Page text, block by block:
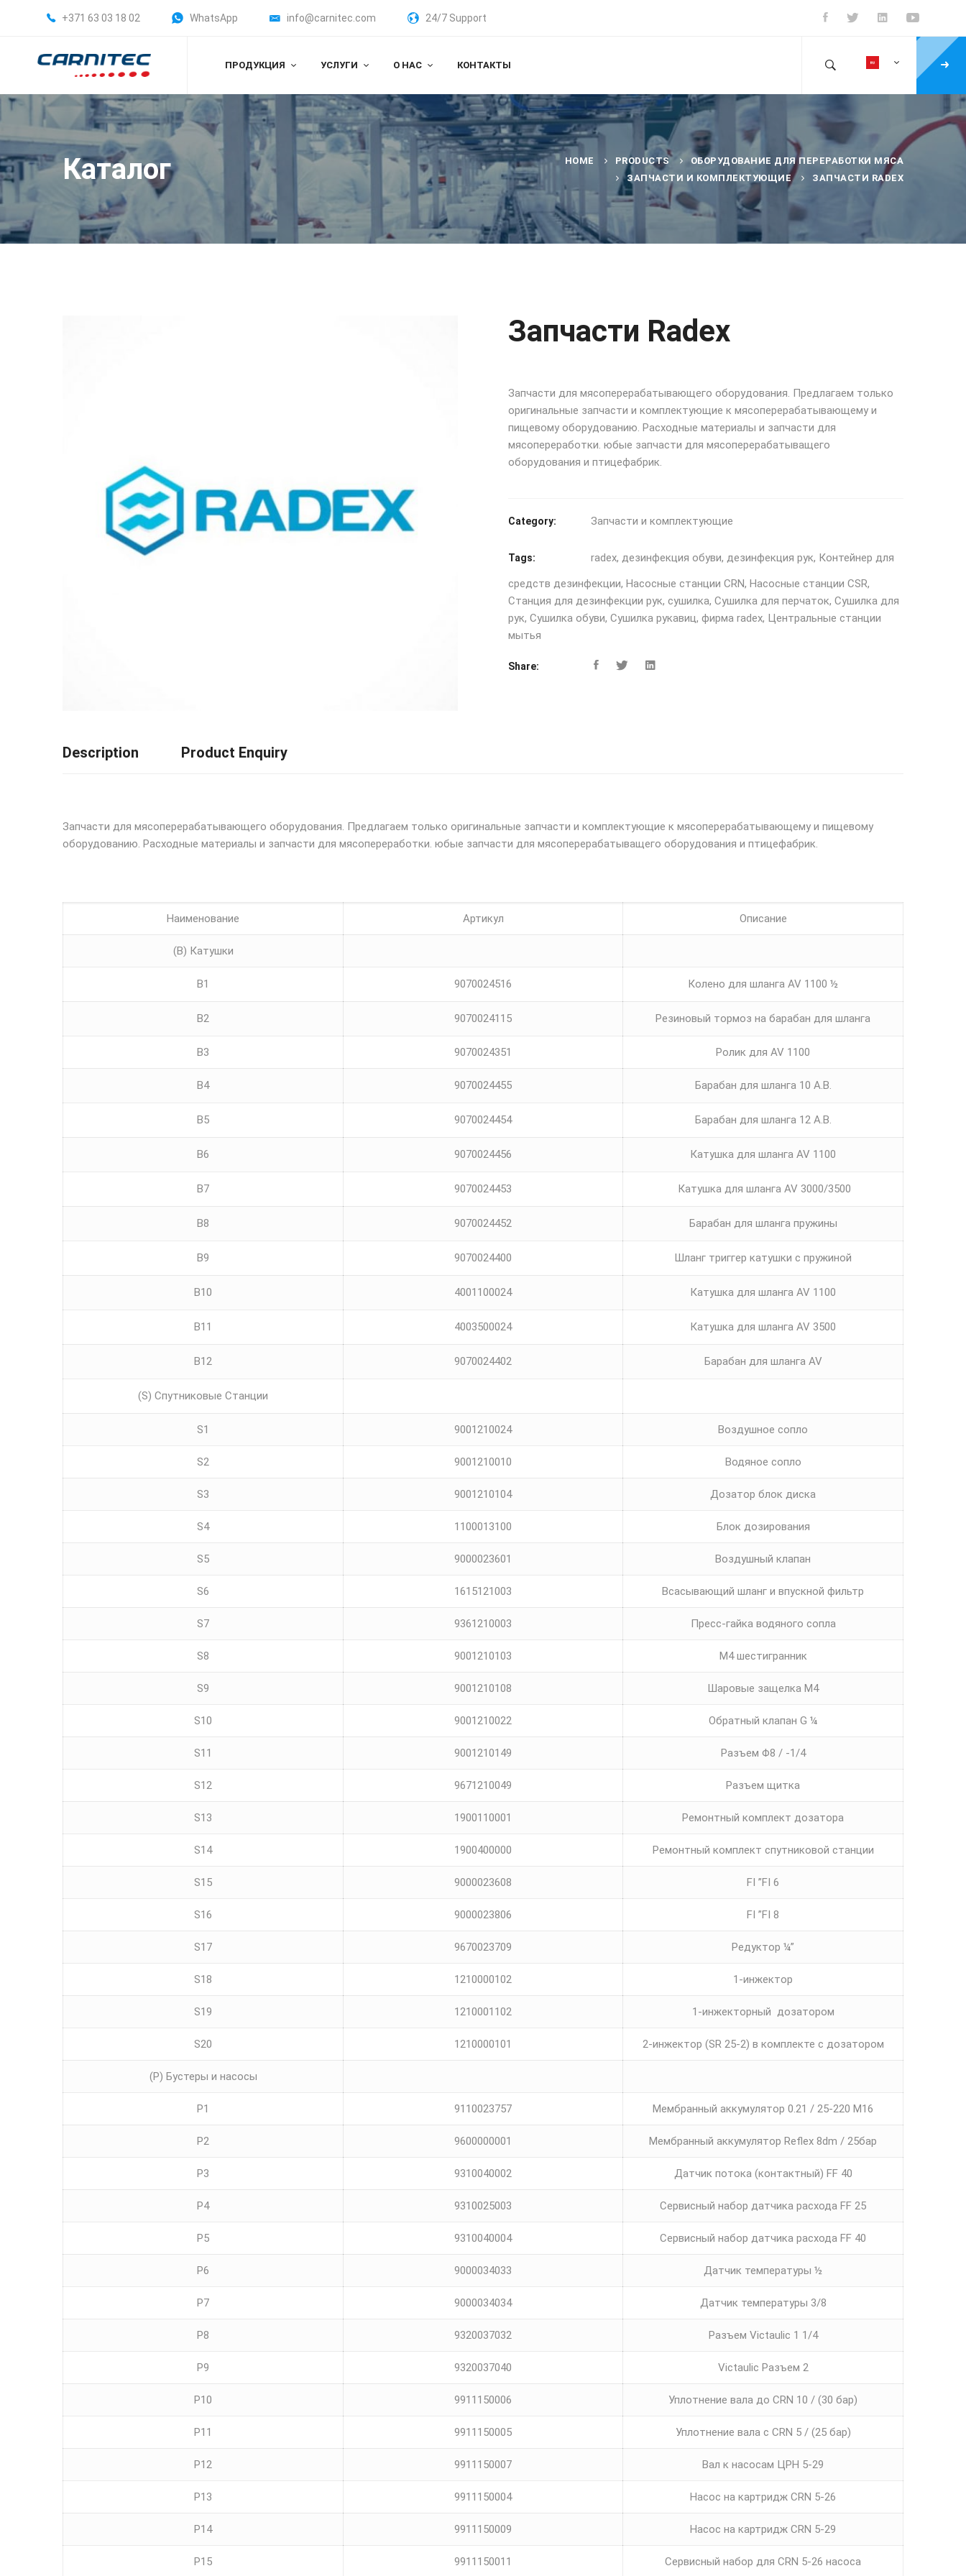
+371 63 03 18 02 WhatsApp info@carnitec.com 24/7 Support
ПРОДУКЦИЯ УСЛУГИ О НАС КОНТАКТЫ
Каталог HOME PRODUCTS
ОБОРУДОВАНИЕ ДЛЯ ПЕРЕРАБОТКИ МЯСА
ЗАПЧАСТИ И КОМПЛЕКТУЮЩИЕ
ЗАПЧАСТИ RADEX
Запчасти Radex
Запчасти для мясоперерабатывающего оборудования. Предлагаем только
оригинальные запчасти и комплектующие к мясоперерабатывающему и
пищевому оборудованию. Расходные материалы и запчасти для
мясопереработки. юбые запчасти для мясоперерабатыващего
оборудования и птицефабрик.
Category: Запчасти и комплектующие
Tags: radex, дезинфекция обуви, дезинфекция рук, Контейнер для
средств дезинфекции, Насосные станции CRN, Насосные станции CSR,
Станция для дезинфекции рук, сушилка, Сушилка для перчаток, Сушилка для
рук, Сушилка обуви, Сушилка рукавиц, фирма radex, Центральные станции
мытья
Share:
Description Product Enquiry
Запчасти для мясоперерабатывающего оборудования. Предлагаем только оригинальные запчасти и комплектующие к мясоперерабатывающему и пищевому
оборудованию. Расходные материалы и запчасти для мясопереработки. юбые запчасти для мясоперерабатыващего оборудования и птицефабрик.
Наименование Артикул Описание
(B) Катушки
B1 9070024516 Колено для шланга AV 1100 ½
B2 9070024115 Резиновый тормоз на барабан для шланга
B3 9070024351 Ролик для AV 1100
B4 9070024455 Барабан для шланга 10 А.В.
B5 9070024454 Барабан для шланга 12 А.В.
B6 9070024456 Катушка для шланга AV 1100
B7 9070024453 Катушка для шланга AV 3000/3500
B8 9070024452 Барабан для шланга пружины
B9 9070024400 Шланг триггер катушки с пружиной
B10 4001100024 Катушка для шланга AV 1100
B11 4003500024 Катушка для шланга AV 3500
B12 9070024402 Барабан для шланга AV
(S) Спутниковые Станции
S1 9001210024 Воздушное сопло
S2 9001210010 Водяное сопло
S3 9001210104 Дозатор блок диска
S4 1100013100 Блок дозирования
S5 9000023601 Воздушный клапан
S6 1615121003 Всасывающий шланг и впускной фильтр
S7 9361210003 Пресс-гайка водяного сопла
S8 9001210103 M4 шестигранник
S9 9001210108 Шаровые защелка М4
S10 9001210022 Обратный клапан G ¼
S11 9001210149 Разъем Φ8 / -1/4
S12 9671210049 Разъем щитка
S13 1900110001 Ремонтный комплект дозатора
S14 1900400000 Ремонтный комплект спутниковой станции
S15 9000023608 FI ”FI 6
S16 9000023806 FI ”FI 8
S17 9670023709 Редуктор ¼”
S18 1210000102 1-инжектор
S19 1210001102 1-инжекторный дозатором
S20 1210000101 2-инжектор (SR 25-2) в комплекте с дозатором
(P) Бустеры и насосы
P1 9110023757 Мембранный аккумулятор 0.21 / 25-220 М16
P2 9600000001 Мембранный аккумулятор Reflex 8dm / 25бар
P3 9310040002 Датчик потока (контактный) FF 40
P4 9310025003 Сервисный набор датчика расхода FF 25
P5 9310040004 Сервисный набор датчика расхода FF 40
P6 9000034033 Датчик температуры ½
P7 9000034034 Датчик температуры 3/8
P8 9320037032 Разъем Victaulic 1 1/4
P9 9320037040 Victaulic Разъем 2
P10 9911150006 Уплотнение вала до CRN 10 / (30 бар)
P11 9911150005 Уплотнение вала с CRN 5 / (25 бар)
P12 9911150007 Вал к насосам ЦРН 5-29
P13 9911150004 Насос на картридж CRN 5-26
P14 9911150009 Насос на картридж CRN 5-29
P15 9911150011 Сервисный набор для CRN 5-26 насоса